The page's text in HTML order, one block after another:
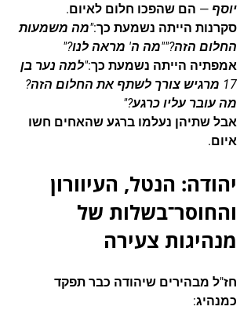
יוסף — הם שהפכו חלום לאיום.
סקרנות הייתה נשמעת כך:"מה משמעות
החלום הזה?""מה ה' מראה לנו?"
אמפתיה הייתה נשמעת כך:"למה נער בן
17 מרגיש צורך לשתף את החלום הזה?
מה עובר עליו כרגע?"
אבל שתיהן נעלמו ברגע שהאחים חשו
איום.
יהודה: הנטל, העיוורון
והחוסר־בשלות של
מנהיגות צעירה
חז"ל מבהירים שיהודה כבר תפקד
כמנהיג: